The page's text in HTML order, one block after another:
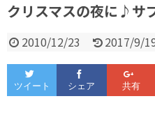
クリスマスの夜に♪サ
2010/12/23 2017/9/